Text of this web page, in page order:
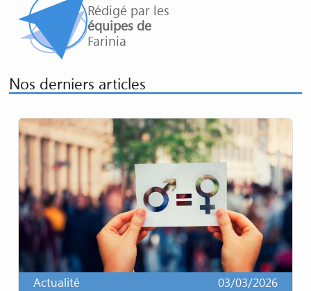
Rédigé par les
équipes de
Farinia
Nos derniers articles
Actualité 03/03/2026